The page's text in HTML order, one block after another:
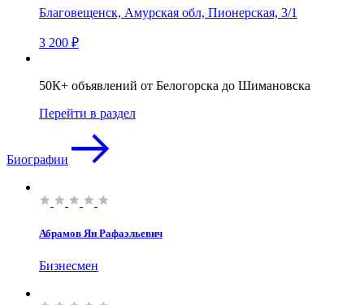
Благовещенск, Амурская обл, Пионерская, 3/1
3 200 ₽
50К+ объявлений от Белогорска до Шимановска
Перейти в раздел
Биографии
Абрамов Ян Рафаэльевич
Бизнесмен